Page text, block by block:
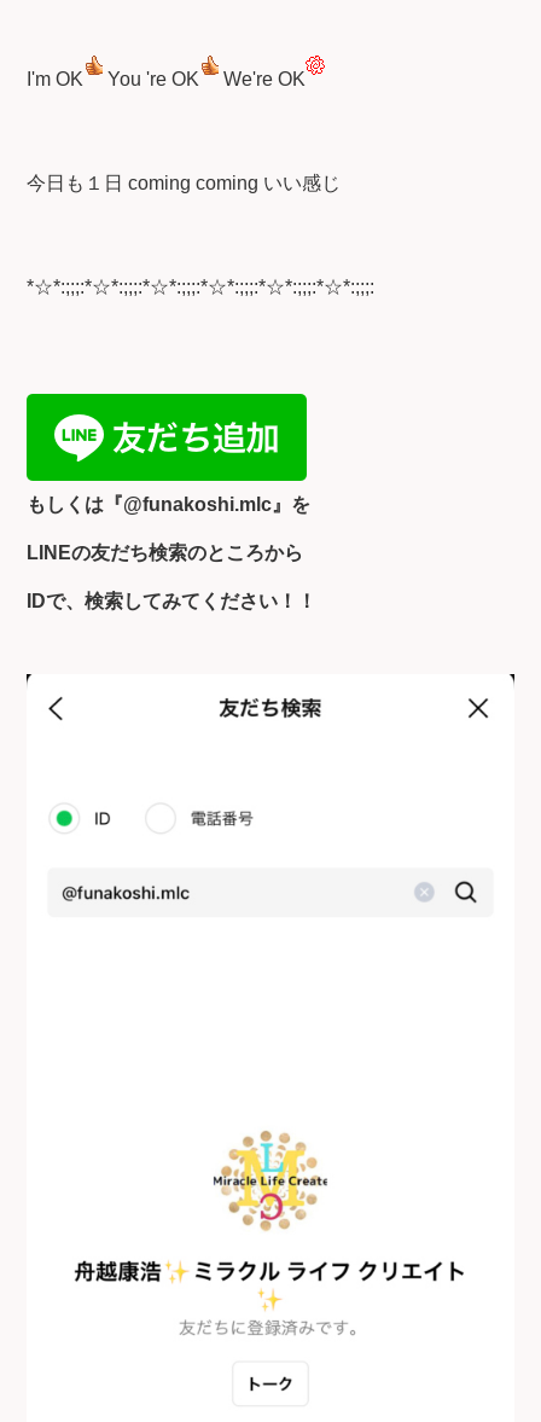
I'm OK You 're OK We're OK
今日も１日 coming coming いい感じ
*☆*:;;;:*☆*:;;;:*☆*:;;;:*☆*:;;;:*☆*:;;;:*☆*:;;;:
もしくは『@funakoshi.mlc』を
LINEの友だち検索のところから
IDで、検索してみてください！！